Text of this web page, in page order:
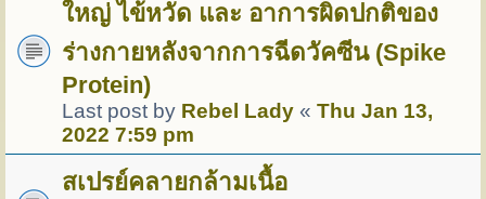
ใหญ่ ไข้หวัด และ อาการผิดปกติของ
ร่างกายหลังจากการฉีดวัคซีน (Spike
Protein)
Last post by Rebel Lady « Thu Jan 13,
2022 7:59 pm
สเปรย์คลายกล้ามเนื้อ